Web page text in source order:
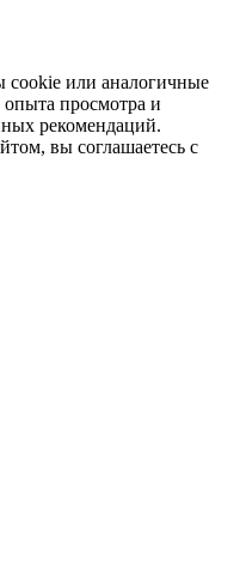
cookie или аналогичные
просмотра и
рекомендаций.
вы соглашаетесь с